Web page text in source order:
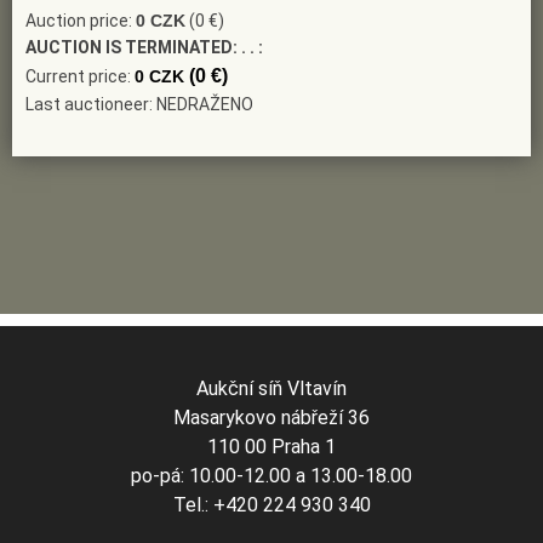
Auction price: 0 CZK(0 €)
AUCTION IS TERMINATED: . . :
Current price: 0 CZK (0 €)
Last auctioneer: NEDRAŽENO
Aukční síň Vltavín
Masarykovo nábřeží 36
110 00 Praha 1
po-pá: 10.00-12.00 a 13.00-18.00
Tel.: +420 224 930 340